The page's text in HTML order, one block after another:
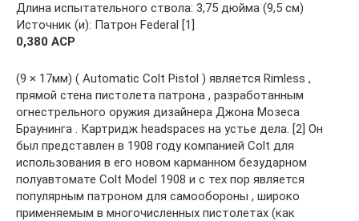
Длина испытательного ствола: 3,75 дюйма (9,5 см)
Источник (и): Патрон Federal [1]
0,380 ACP
(9 × 17мм) ( Automatic Colt Pistol ) является Rimless ,
прямой стена пистолета патрона , разработанным
огнестрельного оружия дизайнера Джона Мозеса
Браунинга . Картридж headspaces на устье дела. [2] Он
был представлен в 1908 году компанией Colt для
использования в его новом карманном безударном
полуавтомате Colt Model 1908 и с тех пор является
популярным патроном для самообороны , широко
применяемым в многочисленных пистолетах (как